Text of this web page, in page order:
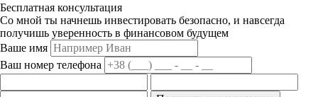
Бесплатная консультация
Со мной ты начнешь инвестировать безопасно, и навсегда
получишь уверенность в финансовом будущем
Ваше имя
Ваш номер телефона